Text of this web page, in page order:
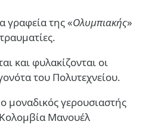
γραφεία της «Ολυμπιακής»
και φυλακίζονται οι
του Πολυτεχνείου.
μοναδικός γερουσιαστής
Μανουέλ